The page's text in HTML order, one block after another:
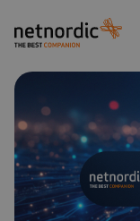
NetNordic Norway